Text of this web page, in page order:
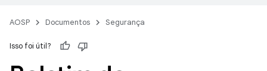
AOSP Documentos Segurança
Isso foi útil?